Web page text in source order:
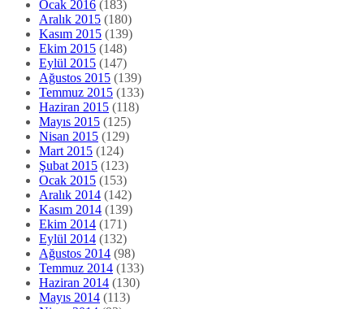
Ocak 2016 (183)
Aralık 2015 (180)
Kasım 2015 (139)
Ekim 2015 (148)
Eylül 2015 (147)
Ağustos 2015 (139)
Temmuz 2015 (133)
Haziran 2015 (118)
Mayıs 2015 (125)
Nisan 2015 (129)
Mart 2015 (124)
Şubat 2015 (123)
Ocak 2015 (153)
Aralık 2014 (142)
Kasım 2014 (139)
Ekim 2014 (171)
Eylül 2014 (132)
Ağustos 2014 (98)
Temmuz 2014 (133)
Haziran 2014 (130)
Mayıs 2014 (113)